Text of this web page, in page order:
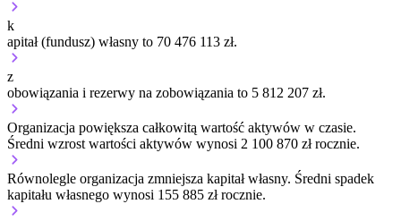
k
apitał (fundusz) własny to 70 476 113 zł.
z
obowiązania i rezerwy na zobowiązania to 5 812 207 zł.
Organizacja powiększa całkowitą wartość aktywów w czasie.
Średni wzrost wartości aktywów wynosi 2 100 870 zł rocznie.
Równolegle organizacja zmniejsza kapitał własny. Średni spadek
kapitału własnego wynosi 155 885 zł rocznie.